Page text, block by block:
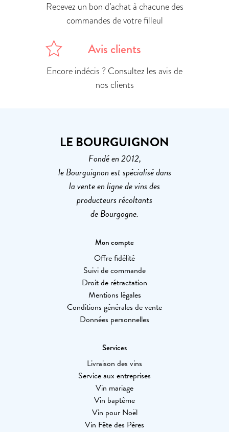
Recevez un bon d’achat à chacune des
commandes de votre filleul
Avis clients
Encore indécis ? Consultez les avis de
nos clients
LE BOURGUIGNON
Fondé en 2012,
le Bourguignon est spécialisé dans
la vente en ligne de vins des
producteurs récoltants
de Bourgogne.
Mon compte
Offre fidélité
Suivi de commande
Droit de rétractation
Mentions légales
Conditions générales de vente
Données personnelles
Services
Livraison des vins
Service aux entreprises
Vin mariage
Vin baptême
Vin pour Noël
Vin Fête des Pères